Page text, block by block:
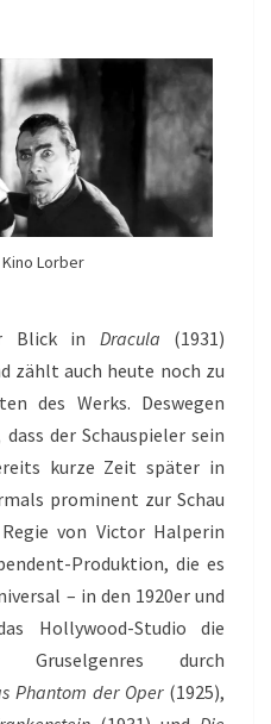
Lorber
Blick in Dracula (1931)
zählt auch heute noch zu
des Werks. Deswegen
der Schauspieler sein
kurze Zeit später in
prominent zur Schau
von Victor Halperin
Produktion, die es
– in den 1920er und
Hollywood-Studio die
Gruselgenres durch
Phantom der Oper(1925),